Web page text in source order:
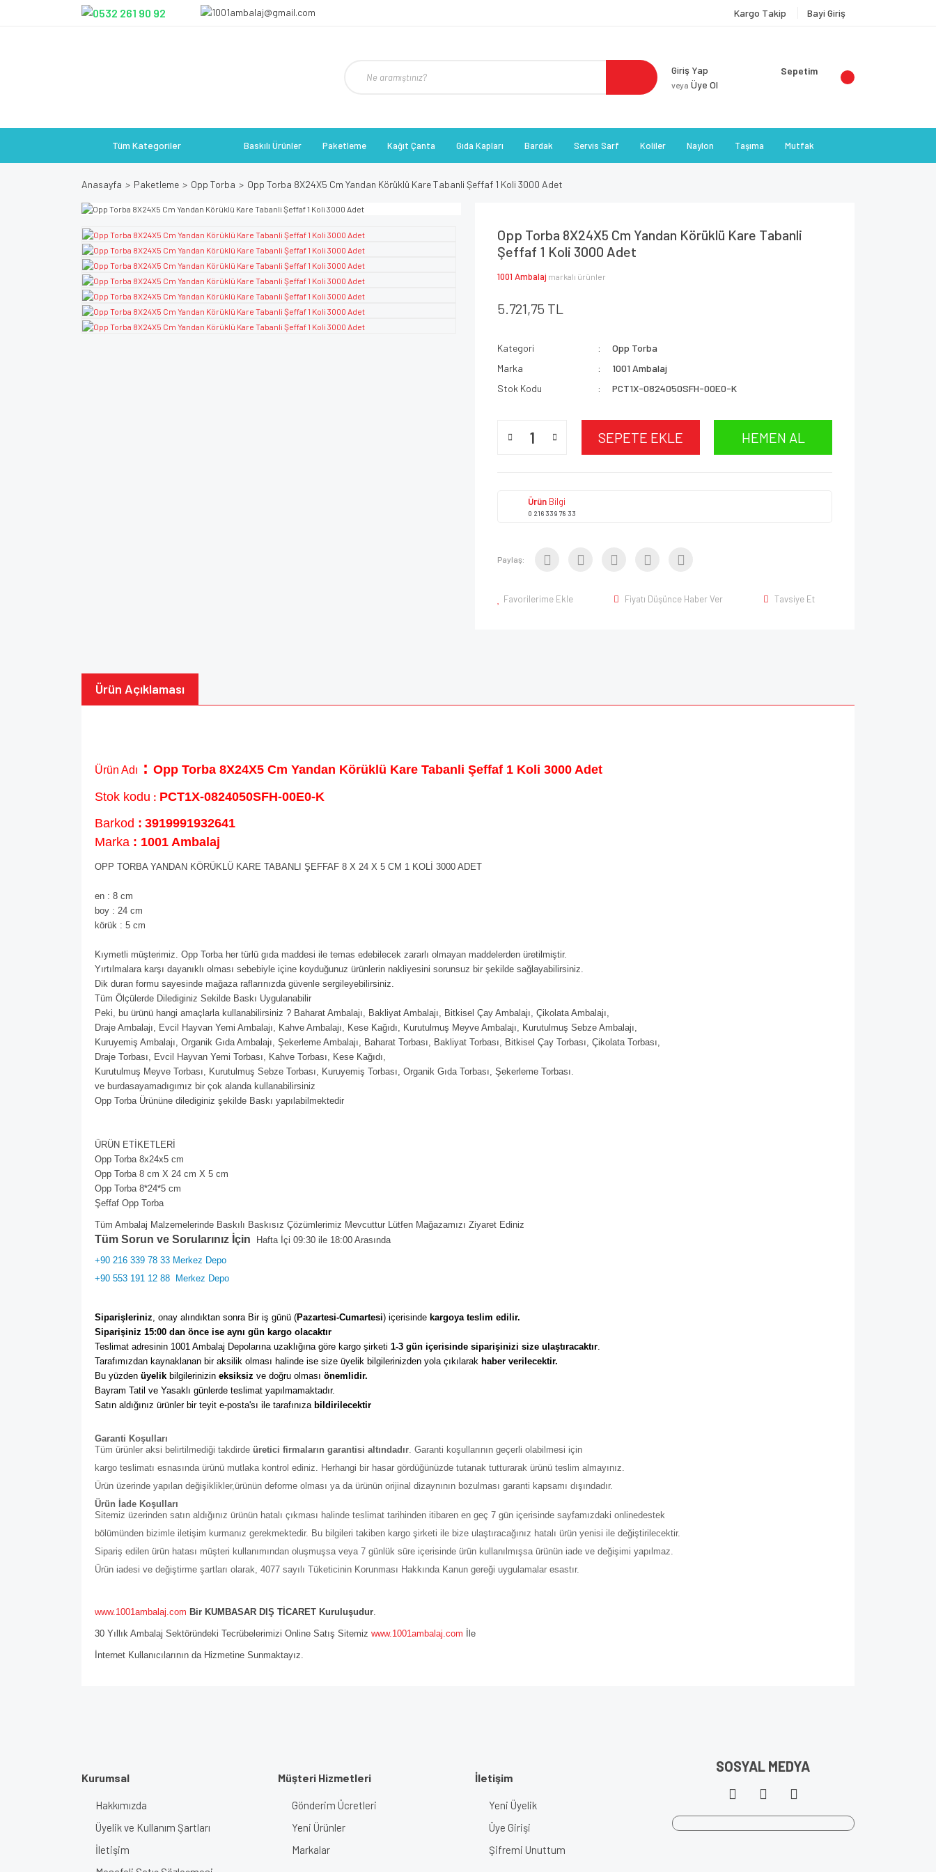
Kargo Takip Bayi Giriş
Giriş Yap
veya Üye Ol
Sepetim
Tüm Kategoriler Baskılı Ürünler Paketleme Kağıt Çanta Gıda Kapları Bardak Servis Sarf Koliler Naylon Taşıma Mutfak
Anasayfa Paketleme Opp Torba Opp Torba 8X24X5 Cm Yandan Körüklü Kare Tabanli Şeffaf 1 Koli 3000 Adet
Opp Torba 8X24X5 Cm Yandan Körüklü Kare Tabanli
Şeffaf 1 Koli 3000 Adet
1001 Ambalaj markalı ürünler
5.721,75 TL
Kategori
Opp Torba
Marka
1001 Ambalaj
Stok Kodu
PCT1X-0824050SFH-00E0-K
SEPETE EKLE HEMEN AL
Ürün Bilgi
0 216 339 78 33
Paylaş:
Favorilerime Ekle Fiyatı Düşünce Haber Ver Tavsiye Et
Ürün Açıklaması
Ürün Adı : Opp Torba 8X24X5 Cm Yandan Körüklü Kare Tabanli Şeffaf 1 Koli 3000 Adet
Stok kodu : PCT1X-0824050SFH-00E0-K
Barkod : 3919991932641
Marka : 1001 Ambalaj
OPP TORBA YANDAN KÖRÜKLÜ KARE TABANLI ŞEFFAF 8 X 24 X 5 CM 1 KOLİ 3000 ADET
en : 8 cm
boy : 24 cm
körük : 5 cm
Kıymetli müşterimiz. Opp Torba her türlü gıda maddesi ile temas edebilecek zararlı olmayan maddelerden üretilmiştir.
Yırtılmalara karşı dayanıklı olması sebebiyle içine koyduğunuz ürünlerin nakliyesini sorunsuz bir şekilde sağlayabilirsiniz.
Dik duran formu sayesinde mağaza raflarınızda güvenle sergileyebilirsiniz.
Tüm Ölçülerde Dilediginiz Sekilde Baskı Uygulanabilir
Peki, bu ürünü hangi amaçlarla kullanabilirsiniz ? Baharat Ambalajı, Bakliyat Ambalajı, Bitkisel Çay Ambalajı, Çikolata Ambalajı,
Draje Ambalajı, Evcil Hayvan Yemi Ambalajı, Kahve Ambalajı, Kese Kağıdı, Kurutulmuş Meyve Ambalajı, Kurutulmuş Sebze Ambalajı,
Kuruyemiş Ambalajı, Organik Gıda Ambalajı, Şekerleme Ambalajı, Baharat Torbası, Bakliyat Torbası, Bitkisel Çay Torbası, Çikolata Torbası,
Draje Torbası, Evcil Hayvan Yemi Torbası, Kahve Torbası, Kese Kağıdı,
Kurutulmuş Meyve Torbası, Kurutulmuş Sebze Torbası, Kuruyemiş Torbası, Organik Gıda Torbası, Şekerleme Torbası.
ve burdasayamadıgımız bir çok alanda kullanabilirsiniz
Opp Torba Ürününe dilediginiz şekilde Baskı yapılabilmektedir
ÜRÜN ETİKETLERİ
Opp Torba 8x24x5 cm
Opp Torba 8 cm X 24 cm X 5 cm
Opp Torba 8*24*5 cm
Şeffaf Opp Torba
Tüm Ambalaj Malzemelerinde Baskılı Baskısız Çözümlerimiz Mevcuttur Lütfen Mağazamızı Ziyaret Ediniz
Tüm Sorun ve Sorularınız İçin Hafta İçi 09:30 ile 18:00 Arasında
+90 216 339 78 33 Merkez Depo
+90 553 191 12 88 Merkez Depo
Siparişleriniz, onay alındıktan sonra Bir iş günü (Pazartesi-Cumartesi) içerisinde kargoya teslim edilir.
Siparişiniz 15:00 dan önce ise aynı gün kargo olacaktır
Teslimat adresinin 1001 Ambalaj Depolarına uzaklığına göre kargo şirketi 1-3 gün içerisinde siparişinizi size ulaştıracaktır.
Tarafımızdan kaynaklanan bir aksilik olması halinde ise size üyelik bilgilerinizden yola çıkılarak haber verilecektir.
Bu yüzden üyelik bilgilerinizin eksiksiz ve doğru olması önemlidir.
Bayram Tatil ve Yasaklı günlerde teslimat yapılmamaktadır.
Satın aldığınız ürünler bir teyit e-posta'sı ile tarafınıza bildirilecektir
Garanti Koşulları
Tüm ürünler aksi belirtilmediği takdirde üretici firmaların garantisi altındadır. Garanti koşullarının geçerli olabilmesi için
kargo teslimatı esnasında ürünü mutlaka kontrol ediniz. Herhangi bir hasar gördüğünüzde tutanak tutturarak ürünü teslim almayınız.
Ürün üzerinde yapılan değişiklikler,ürünün deforme olması ya da ürünün orijinal dizaynının bozulması garanti kapsamı dışındadır.
Ürün İade Koşulları
Sitemiz üzerinden satın aldığınız ürünün hatalı çıkması halinde teslimat tarihinden itibaren en geç 7 gün içerisinde sayfamızdaki onlinedestek
bölümünden bizimle iletişim kurmanız gerekmektedir. Bu bilgileri takiben kargo şirketi ile bize ulaştıracağınız hatalı ürün yenisi ile değiştirilecektir.
Sipariş edilen ürün hatası müşteri kullanımından oluşmuşsa veya 7 günlük süre içerisinde ürün kullanılmışsa ürünün iade ve değişimi yapılmaz.
Ürün iadesi ve değiştirme şartları olarak, 4077 sayılı Tüketicinin Korunması Hakkında Kanun gereği uygulamalar esastır.
www.1001ambalaj.com Bir KUMBASAR DIŞ TİCARET Kuruluşudur.
30 Yıllık Ambalaj Sektöründeki Tecrübelerimizi Online Satış Sitemiz www.1001ambalaj.com İle
İnternet Kullanıcılarının da Hizmetine Sunmaktayız.
Kurumsal
Hakkımızda
Üyelik ve Kullanım Şartları
İletişim
Müşteri Hizmetleri
Gönderim Ücretleri
Yeni Ürünler
Markalar
İletişim
Yeni Üyelik
Üye Girişi
Şifremi Unuttum
SOSYAL MEDYA